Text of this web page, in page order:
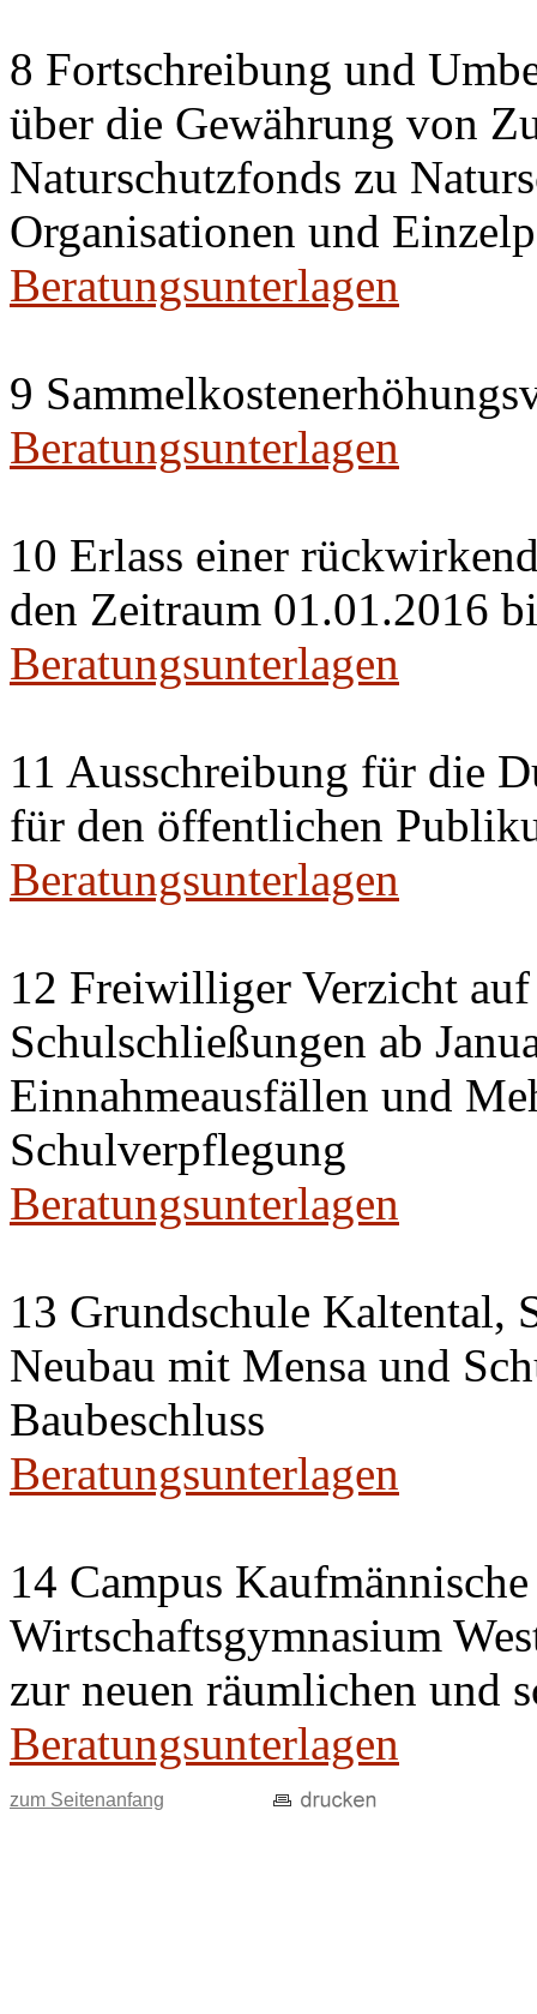
8 Fortschreibung und
über die Gewährung von
Naturschutzfonds zu
Organisationen und
Beratungsunterlagen
9
Beratungsunterlagen
10 Erlass einer
den Zeitraum 01.01.2016
Beratungsunterlagen
11 Ausschreibung für die
für den öffentlichen
Beratungsunterlagen
12 Freiwilliger Verzicht
Schulschließungen ab
Einnahmeausfällen und
Schulverpflegung
Beratungsunterlagen
13 Grundschule Kaltental,
Neubau mit Mensa und
Baubeschluss
Beratungsunterlagen
14 Campus
Wirtschaftsgymnasium
zur neuen räumlichen und
Beratungsunterlagen
zum Seitenanfang